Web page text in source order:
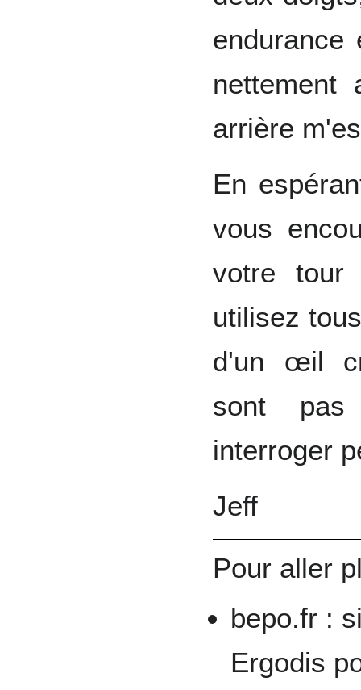
nettement
arrière
En
vous
votre
utilisez
d'un œil
sont pas
interroger
Jeff
Pour aller
bepo.fr :
Ergodis